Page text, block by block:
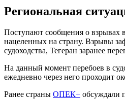
Региональная
Поступают сообщения о
нацеленных на страну. Взрывы
судоходства, Тегеран заранее
На данный момент перебоев в
ежедневно через него проходит
Ранее страны ОПЕК+ обсуждали